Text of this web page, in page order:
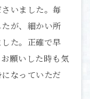
いました。毎
が、細かい所
た。正確で早
願いした時も気
なっていただ